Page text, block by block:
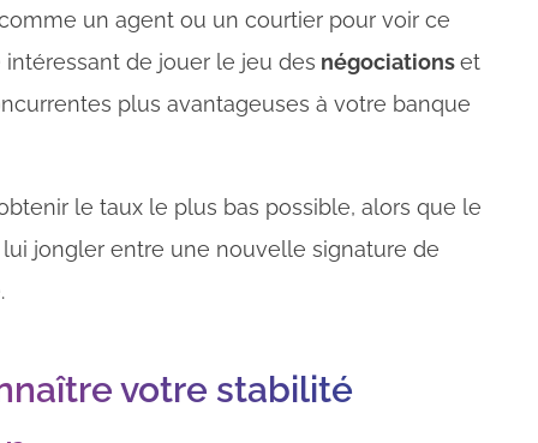
un agent ou un courtier pour voir ce
intéressant de jouer le jeu des négociationset
plus avantageuses à votre banque
le taux le plus bas possible, alors que le
jongler entre une nouvelle signature de
votre stabilité